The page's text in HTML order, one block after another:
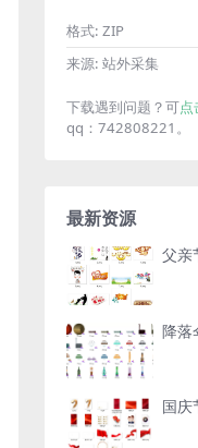
格式: ZIP
来源: 站外采集
下载遇到问题？可点
qq：742808221。
最新资源
父亲
降落
国庆